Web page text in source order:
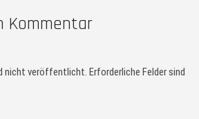
Kommentar
nicht veröffentlicht. Erforderliche Felder sind